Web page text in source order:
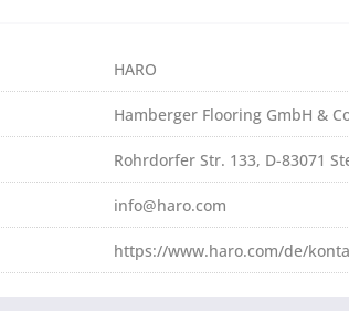
HARO
Hamberger Flooring GmbH &
Rohrdorfer Str. 133, D-83071
info@haro.com
https://www.haro.com/de/